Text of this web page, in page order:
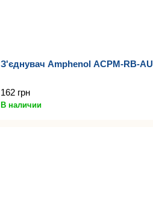
З'єднувач Amphenol ACPM-RB-AU
162 грн
В наличии